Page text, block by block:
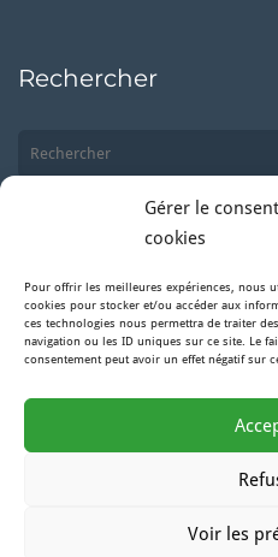
Gérer le
cookies
Pour offrir les meilleures expériences, nous
cookies pour stocker et/ou accéder aux
ces technologies nous permettra de traiter
navigation ou les ID uniques sur ce site. Le
consentement peut avoir un effet négatif sur
Voir les
Rechercher
Suivez-nous